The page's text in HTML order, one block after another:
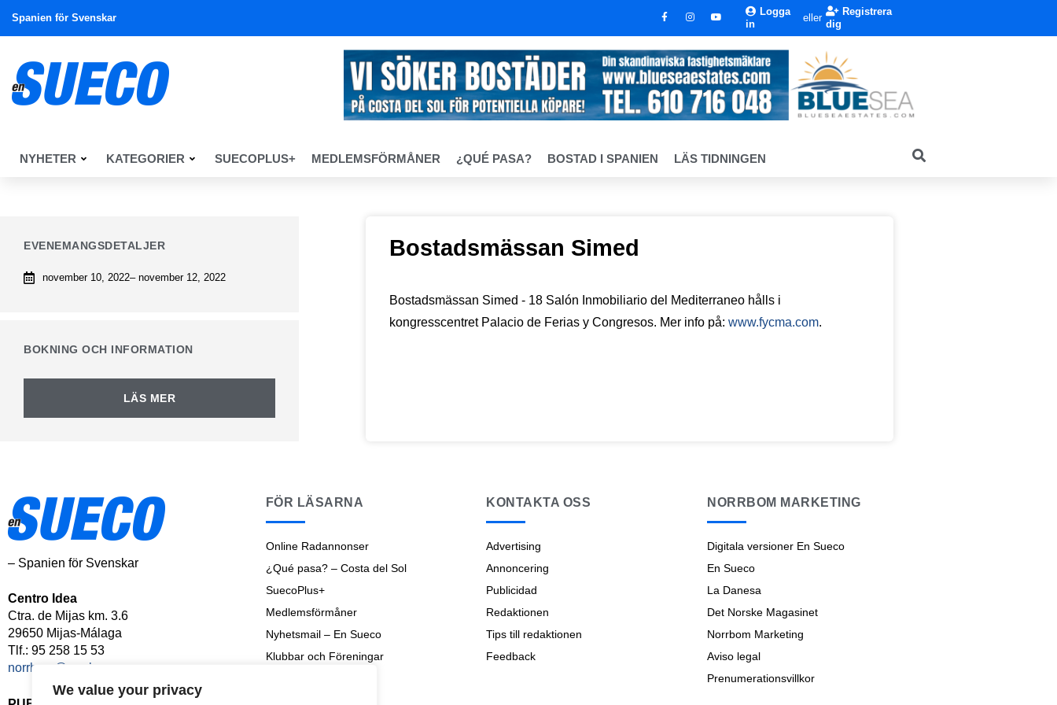
We value your privacy
Spanien för Svenskar
Logga
in
eller
Registrera
dig
NYHETER KATEGORIER SUECOPLUS+ MEDLEMSFÖRMÅNER ¿QUÉ PASA? BOSTAD I SPANIEN LÄS TIDNINGEN
EVENEMANGSDETALJER
november 10, 2022– november 12, 2022
BOKNING OCH INFORMATION
LÄS MER
Bostadsmässan Simed
Bostadsmässan Simed - 18 Salón Inmobiliario del Mediterraneo hålls i
kongresscentret Palacio de Ferias y Congresos. Mer info på: www.fycma.com.
– Spanien för Svenskar
Centro Idea
Ctra. de Mijas km. 3.6
29650 Mijas-Málaga
Tlf.: 95 258 15 53
norrbom@norrbom.com
FÖR LÄSARNA
Online Radannonser
¿Qué pasa? – Costa del Sol
SuecoPlus+
Medlemsförmåner
Nyhetsmail – En Sueco
Klubbar och Föreningar
KONTAKTA OSS
Advertising
Annoncering
Publicidad
Redaktionen
Tips till redaktionen
Feedback
NORRBOM MARKETING
Digitala versioner En Sueco
En Sueco
La Danesa
Det Norske Magasinet
Norrbom Marketing
Aviso legal
Prenumerationsvillkor